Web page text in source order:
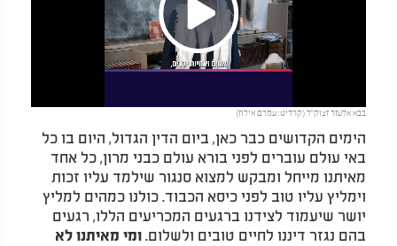
Play
Video
בבא אלעזר זצוק"ל (קרדיט: עמרם אילוז)
הימים הקדושים כבר כאן, ביום הדין הגדול, היום בו כל
באי עולם עוברים לפני בורא עולם כבני מרון, כל אחד
מאיתנו מייחל ומבקש למצוא סנגור שילמד עליו זכות
וימליץ עליו טוב לפני כיסא הכבוד. כולנו כמהים למליץ
יושר שיעמוד לצידנו ברגעים המכריעים הללו, רגעים
בהם נגזר דיננו לחיים טובים ולשלום.ומי מאיתנו לא